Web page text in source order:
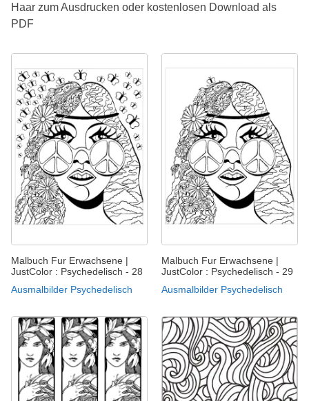
Haar zum Ausdrucken oder kostenlosen Download als
PDF
Malbuch Fur Erwachsene |
JustColor : Psychedelisch - 28
Ausmalbilder Psychedelisch
Malbuch Fur Erwachsene |
JustColor : Psychedelisch - 29
Ausmalbilder Psychedelisch